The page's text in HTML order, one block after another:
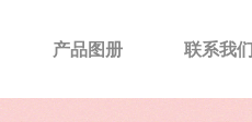
产品图册 联系我们